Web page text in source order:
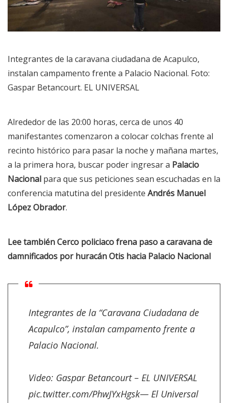
Integrantes de la caravana ciudadana de Acapulco,
instalan campamento frente a Palacio Nacional. Foto:
Gaspar Betancourt. EL UNIVERSAL
Alrededor de las 20:00 horas, cerca de unos 40
manifestantes comenzaron a colocar colchas frente al
recinto histórico para pasar la noche y mañana martes,
a la primera hora, buscar poder ingresar a Palacio
Nacional para que sus peticiones sean escuchadas en la
conferencia matutina del presidente Andrés Manuel
López Obrador.
Lee tambiénCerco policiaco frena paso a caravana de
damnificados por huracán Otis hacia Palacio Nacional
Integrantes de la “Caravana Ciudadana de
Acapulco”, instalan campamento frente a
Palacio Nacional.
Video: Gaspar Betancourt – EL UNIVERSAL
pic.twitter.com/PhwJYxHgsk— El Universal